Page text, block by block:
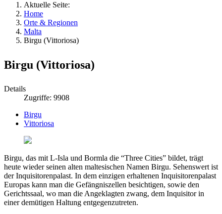
Aktuelle Seite:
Home
Orte & Regionen
Malta
Birgu (Vittoriosa)
Birgu (Vittoriosa)
Details
Zugriffe: 9908
Birgu
Vittoriosa
Birgu, das mit L-Isla und Bormla die “Three Cities” bildet, trägt
heute wieder seinen alten maltesischen Namen Birgu. Sehenswert ist
der Inquisitorenpalast. In dem einzigen erhaltenen Inquisitorenpalast
Europas kann man die Gefängniszellen besichtigen, sowie den
Gerichtssaal, wo man die Angeklagten zwang, dem Inquisitor in
einer demütigen Haltung entgegenzutreten.